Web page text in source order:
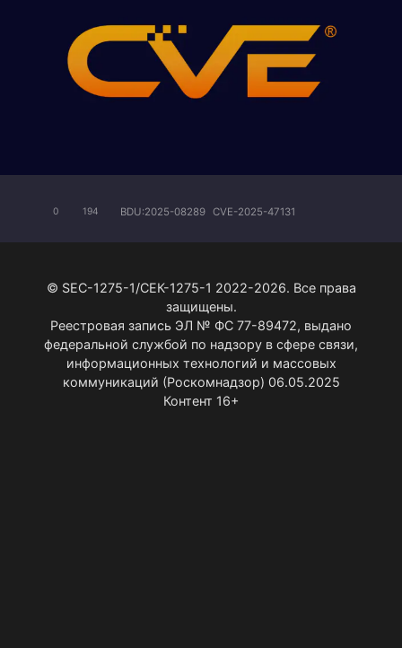
0 194 BDU:2025-08289 CVE-2025-47131
© SEC-1275-1/СЕК-1275-1 2022-2026. Все права
защищены.
Реестровая запись ЭЛ № ФС 77-89472, выдано
федеральной службой по надзору в сфере связи,
информационных технологий и массовых
коммуникаций (Роскомнадзор) 06.05.2025
Контент 16+